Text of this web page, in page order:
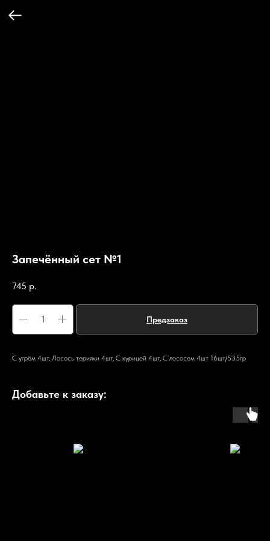
Запечённый сет №1
745 р.
Предзаказ
С угрём 4шт, Лосось терияки 4шт, С курицей 4шт, С лососем 4шт 16шт/535гр
Добавьте к заказу: